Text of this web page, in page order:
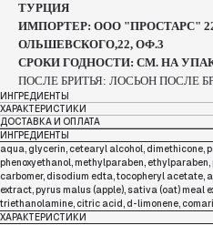
ТУРЦИЯ
ИМПОРТЕР: ООО "ПРОСТАРС"
ОЛЬШЕВСКОГО,22, ОФ.3
СРОКИ ГОДНОСТИ: СМ. НА
ПОСЛЕ БРИТЬЯ: ЛОСЬОН ПОСЛЕ
ИНГРЕДИЕНТЫ
ХАРАКТЕРИСТИКИ
ДОСТАВКА И ОПЛАТА
ИНГРЕДИЕНТЫ
aqua, glycerin, cetearyl alcohol, dimethicone,
phenoxyethanol, methylparaben,
carbomer, disodium edta, tocopheryl
extract, pyrus malus (apple), sativa (oat) meal
triethanolamine, citric acid, d-limonene,
ХАРАКТЕРИСТИКИ